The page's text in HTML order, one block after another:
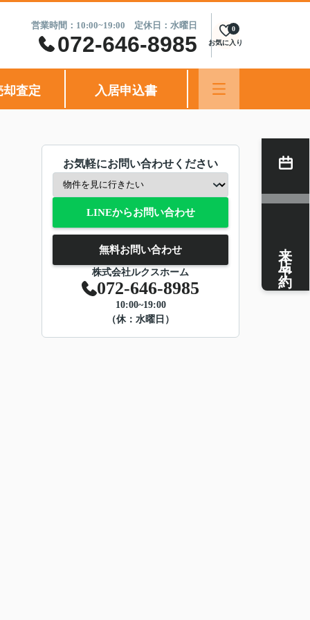
営業時間：10:00~19:00 定休日：水曜日
072-646-8985 お気に入り
0
却査定 入居申込書
お気軽にお問い合わせください
LINEからお問い合わせ
無料お問い合わせ
株式会社ルクスホーム
072-646-8985
10:00~19:00
（休：水曜日）
来店予約